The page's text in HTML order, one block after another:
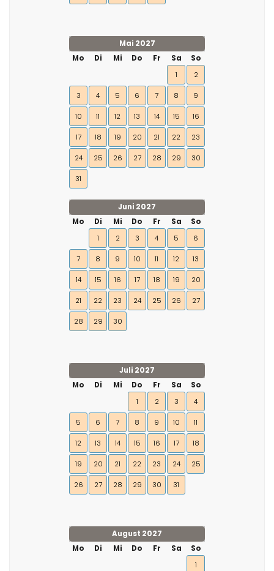
Mai 2027
Mo
Di Mi Do Fr Sa
So
1
2
3 4 5 6 7 8 9
10 11 12 13 14 15 16
17 18 19 20 21 22 23
24 25 26 27 28 29 30
31
Juni 2027
Mo
Di Mi Do Fr Sa
So
1
2 3 4 5 6
7 8 9 10 11 12 13
14 15 16 17 18 19 20
21 22 23 24 25 26 27
28 29 30
Juli 2027
Mo
Di Mi Do Fr Sa
So
1
2 3 4
5 6 7 8 9 10 11
12 13 14 15 16 17 18
19 20 21 22 23 24 25
26 27 28 29 30 31
August 2027
Mo
Di Mi Do Fr Sa
So
1